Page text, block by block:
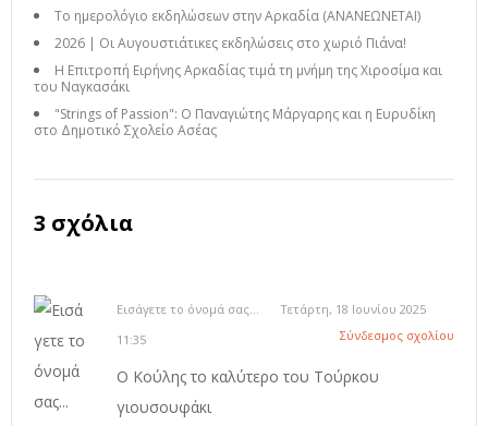
Το ημερολόγιο εκδηλώσεων στην Αρκαδία (ΑΝΑΝΕΩΝΕΤΑΙ)
2026 | Οι Αυγουστιάτικες εκδηλώσεις στο χωριό Πιάνα!
Η Επιτροπή Ειρήνης Αρκαδίας τιμά τη μνήμη της Χιροσίμα και
του Ναγκασάκι
"Strings of Passion": Ο Παναγιώτης Μάργαρης και η Ευρυδίκη
στο Δημοτικό Σχολείο Ασέας
3 σχόλια
Εισάγετε το όνομά σας...
Τετάρτη, 18 Ιουνίου 2025
11:35
Σύνδεσμος σχολίου
Ο Κούλης το καλύτερο του Τούρκου
γιουσουφάκι